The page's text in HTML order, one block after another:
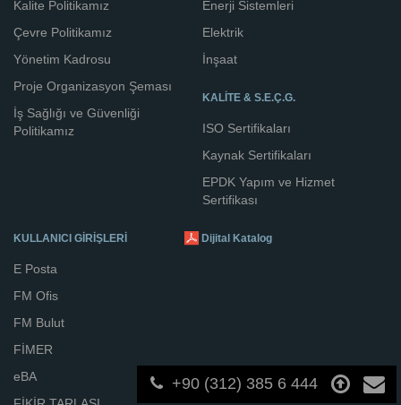
Kalite Politikamız
Çevre Politikamız
Yönetim Kadrosu
Proje Organizasyon Şeması
İş Sağlığı ve Güvenliği
Politikamız
Enerji Sistemleri
Elektrik
İnşaat
KALİTE & S.E.Ç.G.
ISO Sertifikaları
Kaynak Sertifikaları
EPDK Yapım ve Hizmet
Sertifikası
KULLANICI GİRİŞLERİ
E Posta
FM Ofis
FM Bulut
FİMER
eBA
Dijital Katalog
+90 (312) 385 6 444